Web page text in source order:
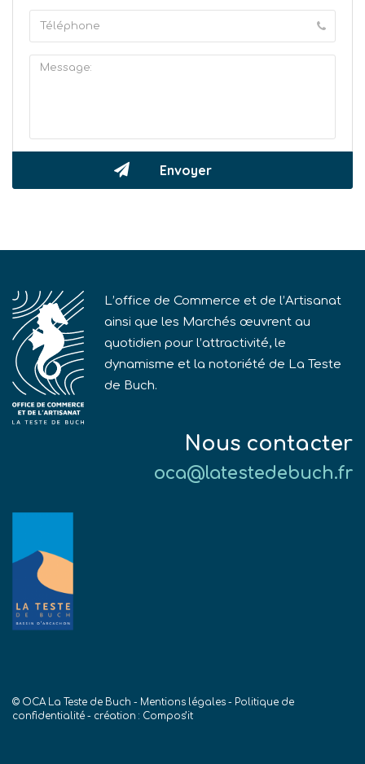
L’office de Commerce et de l’Artisanat
ainsi que les Marchés œuvrent au
quotidien pour l’attractivité, le
dynamisme et la notoriété de La Teste
de Buch.
Nous contacter
oca@latestedebuch.fr
© OCA La Teste de Buch - Mentions légales - Politique de
confidentialité - création : Compos’it